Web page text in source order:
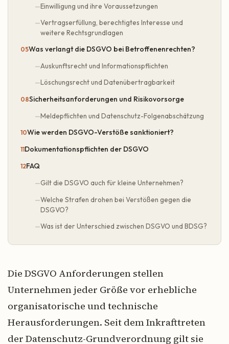
Einwilligung und ihre Voraussetzungen
Vertragserfüllung, berechtigtes Interesse und
weitere Rechtsgrundlagen
Was verlangt die DSGVO bei Betroffenenrechten?
Auskunftsrecht und Informationspflichten
Löschungsrecht und Datenübertragbarkeit
Sicherheitsanforderungen und Risikovorsorge
Meldepflichten und Datenschutz-Folgenabschätzung
Wie werden DSGVO-Verstöße sanktioniert?
Dokumentationspflichten der DSGVO
FAQ
Gilt die DSGVO auch für kleine Unternehmen?
Welche Strafen drohen bei Verstößen gegen die
DSGVO?
Was ist der Unterschied zwischen DSGVO und BDSG?
Die DSGVO Anforderungen stellen
Unternehmen jeder Größe vor erhebliche
organisatorische und technische
Herausforderungen. Seit dem Inkrafttreten
der Datenschutz-Grundverordnung gilt sie